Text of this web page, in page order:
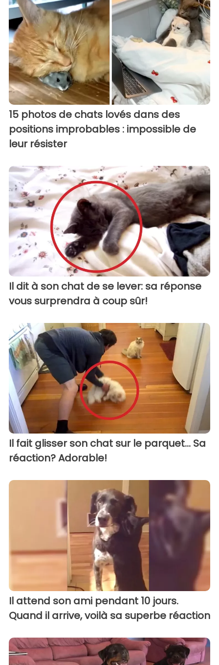
15 photos de chats lovés dans des
positions improbables : impossible de
leur résister
Il dit à son chat de se lever: sa réponse
vous surprendra à coup sûr!
Il fait glisser son chat sur le parquet... Sa
réaction? Adorable!
Il attend son ami pendant 10 jours.
Quand il arrive, voilà sa superbe réaction